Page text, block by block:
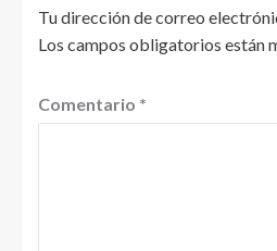
Tu dirección de correo
Los campos obligatorios están
Comentario *